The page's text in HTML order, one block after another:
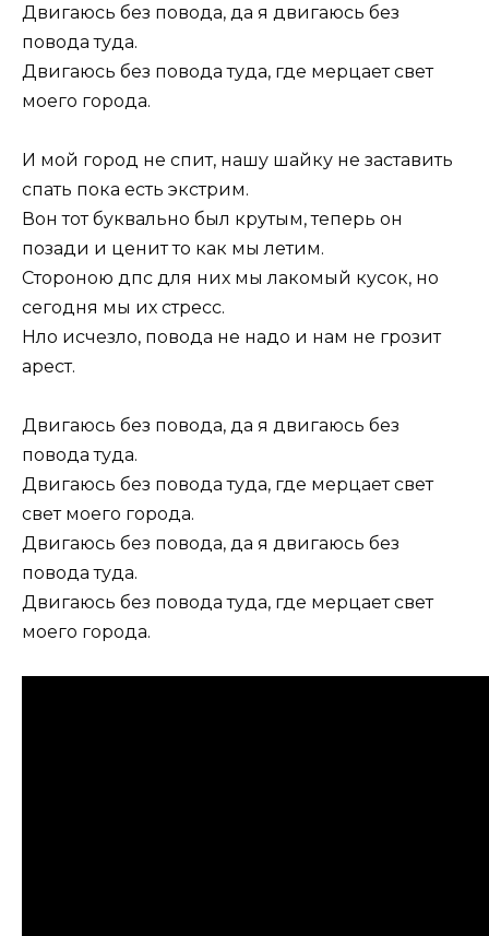
Двигаюсь без повода, да я двигаюсь без
повода туда.
Двигаюсь без повода туда, где мерцает свет
моего города.
И мой город не спит, нашу шайку не заставить
спать пока есть экстрим.
Вон тот буквально был крутым, теперь он
позади и ценит то как мы летим.
Стороною дпс для них мы лакомый кусок, но
сегодня мы их стресс.
Нло исчезло, повода не надо и нам не грозит
арест.
Двигаюсь без повода, да я двигаюсь без
повода туда.
Двигаюсь без повода туда, где мерцает свет
свет моего города.
Двигаюсь без повода, да я двигаюсь без
повода туда.
Двигаюсь без повода туда, где мерцает свет
моего города.